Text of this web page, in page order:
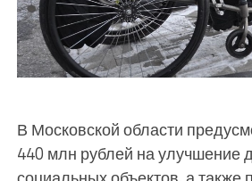
В Московской области
440 млн рублей на улучшение